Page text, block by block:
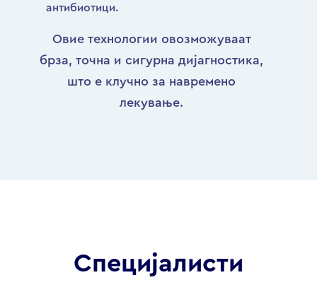
антибиотици.
Овие технологии овозможуваат
брза, точна и сигурна дијагностика,
што е клучно за навремено
лекување.
Специјалисти